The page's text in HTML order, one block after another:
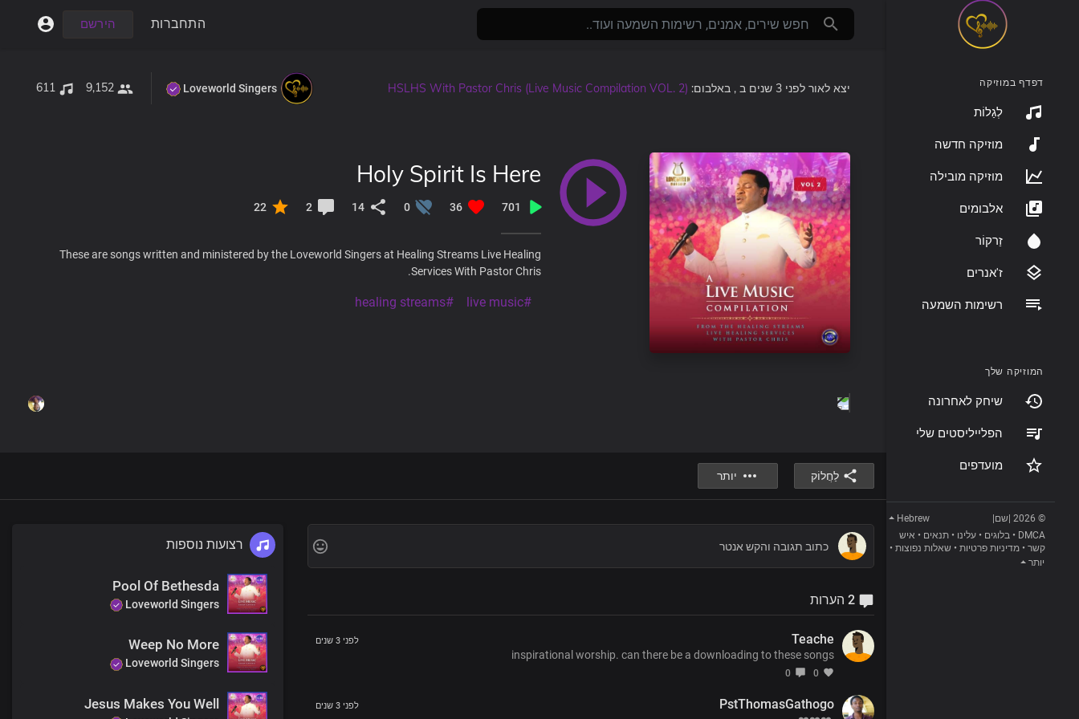
דפדף במוזיקה
לְגַלוֹת
מוזיקה חדשה
מוזיקה מובילה
אלבומים
זַרקוֹר
ז'אנרים
רשימות השמעה
המוזיקה שלך
שיחק לאחרונה
הפלייליסטים שלי
מועדפים
© 2026 |שם|
Hebrew
DMCA
• בלוגים • עלינו • תנאים • איש
קשר • מדיניות פרטיות • שאלות נפוצות •
יותר
התחברות הירשם
יצא לאור לפני 3 שנים ב , באלבום: HSLHS With Pastor Chris (Live Music Compilation VOL. 2)
Loveworld Singers
Holy Spirit Is Here
701
36
0
14
2
22
These are songs written and ministered by the Loveworld Singers at Healing Streams Live Healing
Services With Pastor Chris.
#live music
#healing streams
לַחֲלוֹק יותר
Teache
inspirational worship. can there be a downloading to these songs
0
0
לפני 3 שנים
PstThomasGathogo לפני 3 שנים
רצועות נוספות
Pool Of Bethesda
Loveworld Singers
Weep No More
Loveworld Singers
Jesus Makes You Well